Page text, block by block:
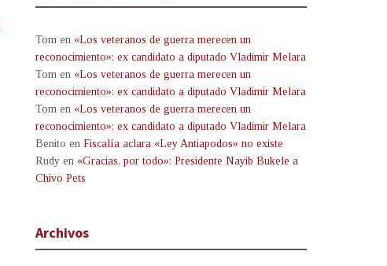
Tom en «Los veteranos de guerra merecen un
reconocimiento»: ex candidato a diputado Vladimir Melara
Tom en «Los veteranos de guerra merecen un
reconocimiento»: ex candidato a diputado Vladimir Melara
Tom en «Los veteranos de guerra merecen un
reconocimiento»: ex candidato a diputado Vladimir Melara
Benito en Fiscalía aclara «Ley Antiapodos» no existe
Rudy en «Gracias, por todo»: Presidente Nayib Bukele a
Chivo Pets
Archivos